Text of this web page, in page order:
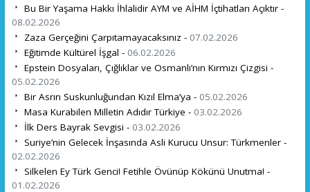
Bu Bir Yaşama Hakkı İhlalidir AYM ve AİHM İçtihatları Açıktır -
08.02.2026
Zaza Gerçeğini Çarpıtamayacaksınız - 07.02.2026
Eğitimde Kültürel İşgal - 06.02.2026
Epstein Dosyaları, Çığlıklar ve Osmanlı’nın Kırmızı Çizgisi -
05.02.2026
Bir Asrın Suskunluğundan Kızıl Elma’ya - 05.02.2026
Masa Kurabilen Milletin Adıdır Türkiye - 03.02.2026
İlk Ders Bayrak Sevgisi - 03.02.2026
Suriye’nin Gelecek İnşasında Asli Kurucu Unsur: Türkmenler -
02.02.2026
Silkelen Ey Türk Genci! Fetihle Övünüp Kökünü Unutma! -
01.02.2026